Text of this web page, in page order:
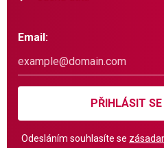
Email:
PŘIHLÁSIT SE
Odesláním souhlasíte se